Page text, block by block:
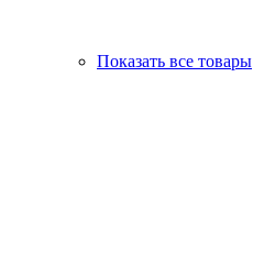
Показать все товары